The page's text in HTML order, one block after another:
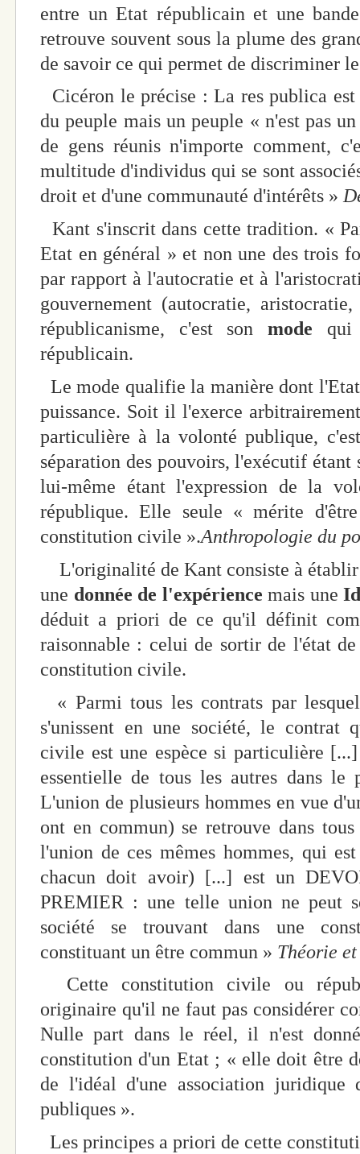
entre un Etat républicain et une
retrouve souvent sous la plume des
de savoir ce qui permet de discriminer
Cicéron le précise : La res publica
du peuple mais un peuple « n'est pas
de gens réunis n'importe comment,
multitude d'individus qui se sont
droit et d'une communauté d'intérêts »
Kant s'inscrit dans cette tradition. «
Etat en général » et non une des trois
par rapport à l'autocratie et à
gouvernement (autocratie,
républicanisme, c'est son mode qui
républicain.
Le mode qualifie la manière dont
puissance. Soit il l'exerce
particulière à la volonté publique,
séparation des pouvoirs, l'exécutif
lui-même étant l'expression de la
république. Elle seule « mérite
constitution civile ».Anthropologie du
L'originalité de Kant consiste à établir
une donnée de l'expérience mais une
déduit a priori de ce qu'il définit
raisonnable : celui de sortir de l'état
constitution civile.
« Parmi tous les contrats par
s'unissent en une société, le contrat
civile est une espèce si particulière
essentielle de tous les autres dans
L'union de plusieurs hommes en vue
ont en commun) se retrouve dans
l'union de ces mêmes hommes, qui
chacun doit avoir) [...] est un
PREMIER : une telle union ne peut
société se trouvant dans une
constituant un être commun » Théorie
Cette constitution civile ou
originaire qu'il ne faut pas considérer
Nulle part dans le réel, il n'est
constitution d'un Etat ; « elle doit être
de l'idéal d'une association juridique
publiques ».
Les principes a priori de cette